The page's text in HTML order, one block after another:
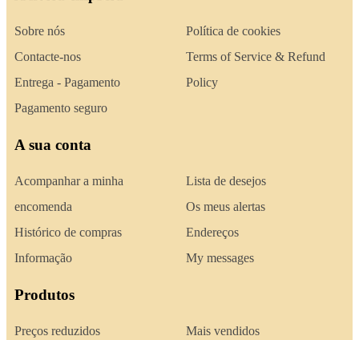
Sobre nós
Contacte-nos
Entrega - Pagamento
Pagamento seguro
Política de cookies
Terms of Service & Refund
Policy
A sua conta
Acompanhar a minha
encomenda
Histórico de compras
Informação
Lista de desejos
Os meus alertas
Endereços
My messages
Produtos
Preços reduzidos Mais vendidos